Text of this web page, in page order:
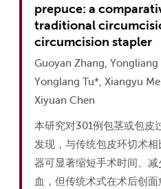
prepuce: a
traditional
circumcision stapler
Guoyan Zhang, Yongliang
Yonglang Tu*, Xiangyu
Xiyuan Chen
本研究对301例包茎或包皮
发现，与传统包皮环切术
器可显著缩短手术时间、
血，但传统术式在术后创